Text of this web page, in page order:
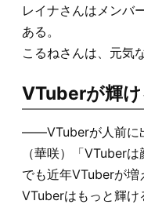
レイナさんはメンバ
ある。
こるねさんは、元気
VTuberが輝
――VTuberが人前に
（華咲）「VTuber
でも近年VTuberが増
VTuberはもっと輝け